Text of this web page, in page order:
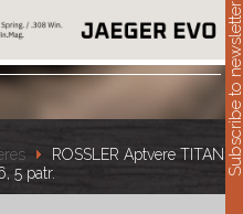
ROSSLER Aptvere TITAN
5 patr.
Subscribe